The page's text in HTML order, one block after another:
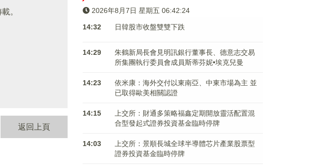
。
返回上頁
2026年8月7日 星期五 06:42:24
14:32 日韓股市收盤雙雙下跌
14:29
朱鶴新局長會見明訊銀行董事長、德意志交易
所集團執行委員會成員斯蒂芬妮•埃克兒曼
14:23
依米康：海外交付以東南亞、中東市場為主 並
已取得歐美相關認證
14:15
上交所：財通多策略福鑫定期開放靈活配置混
合型發起式證券投資基金臨時停牌
14:03
上交所：景順長城全球半導體芯片產業股票型
證券投資基金臨時停牌